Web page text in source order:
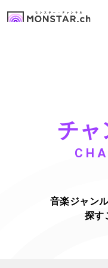
チャ
音楽ジャン
探す